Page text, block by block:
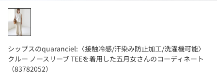
シップスのquaranciel:〈接触冷感/汗染み防止加工/洗濯機可能〉
クルー ノースリーブ TEEを着用した五月女さんのコーディネート
（83782052）